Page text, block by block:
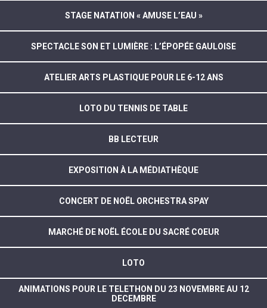
STAGE NATATION « AMUSE L’EAU »
SPECTACLE SON ET LUMIÈRE : L’ÉPOPÉE GAULOISE
ATELIER ARTS PLASTIQUE POUR LE 6-12 ANS
LOTO DU TENNIS DE TABLE
BB LECTEUR
EXPOSITION À LA MÉDIATHÈQUE
CONCERT DE NOËL ORCHESTRA SPAY
MARCHÉ DE NOËL ÉCOLE DU SACRÉ COEUR
LOTO
ANIMATIONS POUR LE TELETHON DU 23 NOVEMBRE AU 12
DECEMBRE